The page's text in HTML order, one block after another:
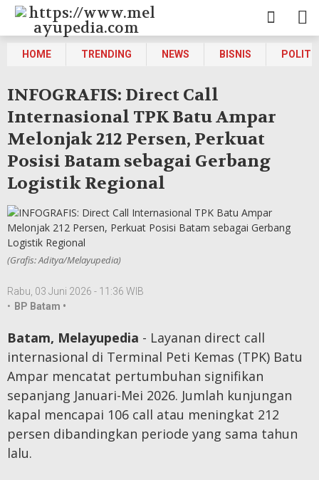
HOME TRENDING NEWS BISNIS
INFOGRAFIS: Direct Call
Internasional TPK Batu Ampar
Melonjak 212 Persen, Perkuat
Posisi Batam sebagai Gerbang
Logistik Regional
(Grafis: Aditya/Melayupedia)
Rabu, 03 Juni 2026 - 11:36 WIB
• BP Batam •
Batam, Melayupedia - Layanan direct call
internasional di Terminal Peti Kemas (TPK) Batu
Ampar mencatat pertumbuhan signifikan
sepanjang Januari-Mei 2026. Jumlah kunjungan
kapal mencapai 106 call atau meningkat 212
persen dibandingkan periode yang sama tahun
lalu.